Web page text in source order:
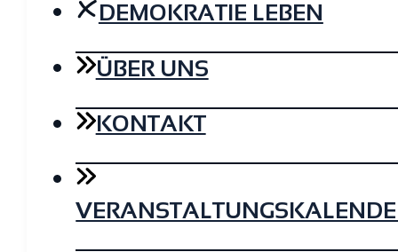
DEMOKRATIE LEBEN
ÜBER UNS
KONTAKT